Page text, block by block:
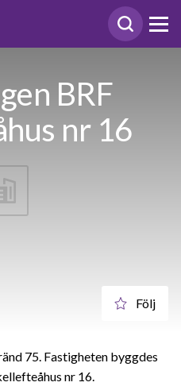
BRF
nr 16
Följ
75. Fastigheten byggdes
nr 16.